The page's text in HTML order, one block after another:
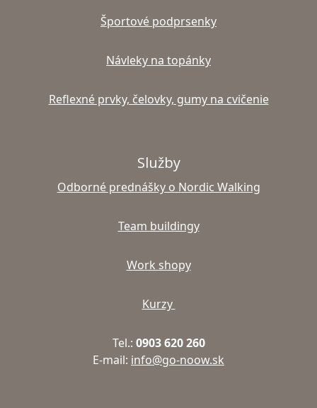
Športové podprsenky
Návleky na topánky
Reflexné prvky, čelovky, gumy na cvičenie
Služby
Odborné prednášky o Nordic Walking
Team buildingy
Work shopy
Kurzy
Tel.: 0903 620 260
E-mail: info@go-noow.sk